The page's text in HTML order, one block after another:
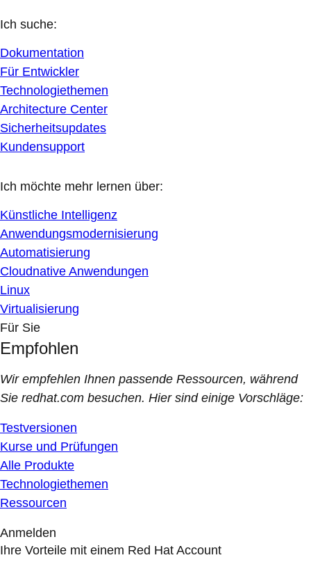
Ich suche:
Dokumentation
Für Entwickler
Technologiethemen
Architecture Center
Sicherheitsupdates
Kundensupport
Ich möchte mehr lernen über:
Künstliche Intelligenz
Anwendungsmodernisierung
Automatisierung
Cloudnative Anwendungen
Linux
Virtualisierung
Für Sie
Empfohlen
Wir empfehlen Ihnen passende Ressourcen, während
Sie redhat.com besuchen. Hier sind einige Vorschläge:
Testversionen
Kurse und Prüfungen
Alle Produkte
Technologiethemen
Ressourcen
Anmelden
Ihre Vorteile mit einem Red Hat Account